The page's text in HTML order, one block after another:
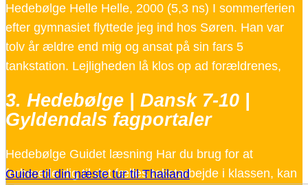
Guide til din næste tur til Thailand
Hedebølge Helle Helle, 2000 (5,3 ns) I sommerferien
efter gymnasiet flyttede jeg ind hos Søren. Han var
tolv år ældre end mig og ansat på sin fars 5
tankstation. Lejligheden lå klos op ad forældrenes,
3. Hedebølge | Dansk 7-10 |
Gyldendals fagportaler
Hedebølge Guidet læsning Har du brug for at
forberede dig til det fælles tekstarbejde i klassen, kan